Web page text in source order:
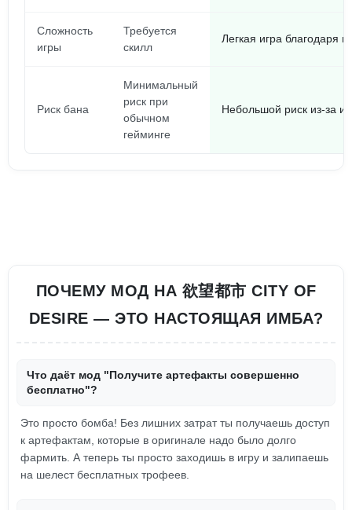
Сложность
игры
Требуется
скилл
Легкая игра благодаря
Риск бана
Минимальный
риск при
обычном
гейминге
Небольшой риск из-за
ПОЧЕМУ МОД НА 欲望都市 CITY OF
DESIRE — ЭТО НАСТОЯЩАЯ ИМБА?
Что даёт мод "Получите артефакты совершенно
бесплатно"?
Это просто бомба! Без лишних затрат ты получаешь доступ
к артефактам, которые в оригинале надо было долго
фармить. А теперь ты просто заходишь в игру и залипаешь
на шелест бесплатных трофеев.